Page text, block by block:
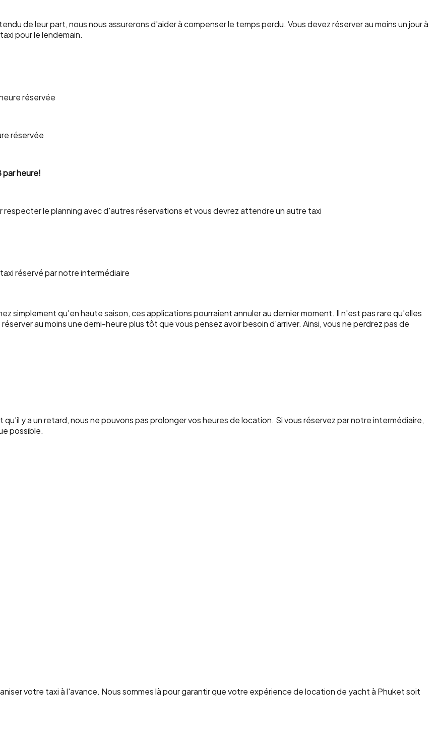
de leur part, nous nous assurerons d'aider à compenser le temps perdu. Vous devez réserver au moins un jour à
pour le lendemain.
réservée
réservée
heure!
respecter le planning avec d'autres réservations et vous devrez attendre un autre taxi
réservé par notre intermédiaire
simplement qu'en haute saison, ces applications pourraient annuler au dernier moment. Il n'est pas rare qu'elles
au moins une demi-heure plus tôt que vous pensez avoir besoin d'arriver. Ainsi, vous ne perdrez pas de
y a un retard, nous ne pouvons pas prolonger vos heures de location. Si vous réservez par notre intermédiaire,
possible.
votre taxi à l'avance. Nous sommes là pour garantir que votre expérience de location de yacht à Phuket soit